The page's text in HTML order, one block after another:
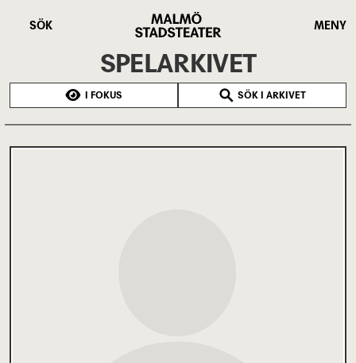
SÖK
Stadsteater
MENY
SPELARKIVET
I FOKUS SÖK I ARKIVET